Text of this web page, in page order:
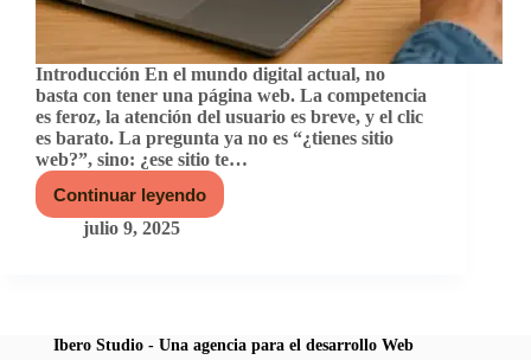
Introducción En el mundo digital actual, no
basta con tener una página web. La competencia
es feroz, la atención del usuario es breve, y el clic
es barato. La pregunta ya no es “¿tienes sitio
web?”, sino: ¿ese sitio te…
Continuar leyendo
La
importancia
del
tu
julio 9, 2025
Ibero Studio - Una agencia para el desarrollo Web